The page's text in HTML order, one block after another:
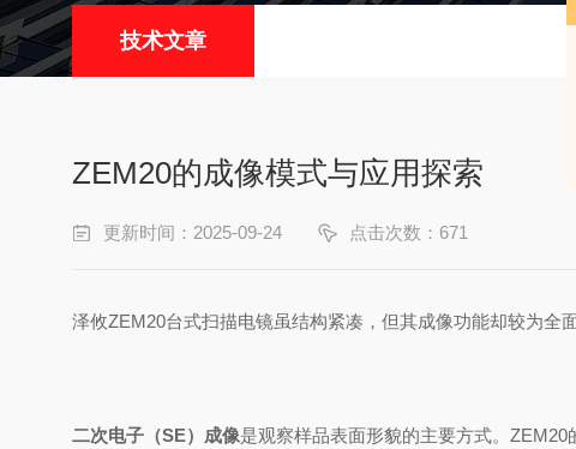
技术文章
ZEM20的成像模式与应用探索​
更新时间：2025-09-24 点击次数：671
泽攸ZEM20台式扫描电镜虽结构紧凑，但其成像功能却较为全
二次电子（SE）成像是观察样品表面形貌的主要方式。